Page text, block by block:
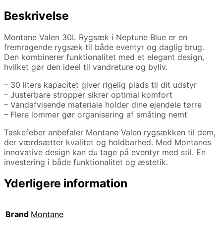
Beskrivelse
Montane Valen 30L Rygsæk i Neptune Blue er en
fremragende rygsæk til både eventyr og daglig brug.
Den kombinerer funktionalitet med et elegant design,
hvilket gør den ideel til vandreture og byliv.
– 30 liters kapacitet giver rigelig plads til dit udstyr
– Justerbare stropper sikrer optimal komfort
– Vandafvisende materiale holder dine ejendele tørre
– Flere lommer gør organisering af småting nemt
Taskefeber anbefaler Montane Valen rygsækken til dem,
der værdsætter kvalitet og holdbarhed. Med Montanes
innovative design kan du tage på eventyr med stil. En
investering i både funktionalitet og æstetik.
Yderligere information
Brand Montane